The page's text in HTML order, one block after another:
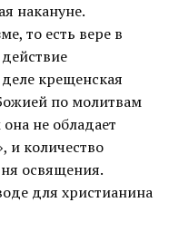
накануне.
то есть вере в
крещенская
по молитвам
не обладает
и количество
освящения.
для христианина